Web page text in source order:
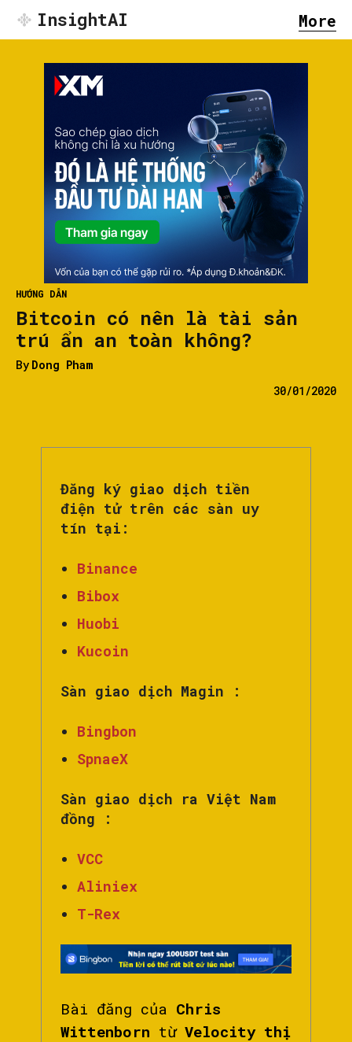
InsightAI More
HƯỚNG DẪN
Bitcoin có nên là tài sản
trú ẩn an toàn không?
By Dong Pham
30/01/2020
Đăng ký giao dịch tiền
điện tử trên các sàn uy
tín tại:
Binance
Bibox
Huobi
Kucoin
Sàn giao dịch Magin :
Bingbon
SpnaeX
Sàn giao dịch ra Việt Nam
đồng :
VCC
Aliniex
T-Rex
Bài đăng của Chris
Wittenborn từ Velocity thị